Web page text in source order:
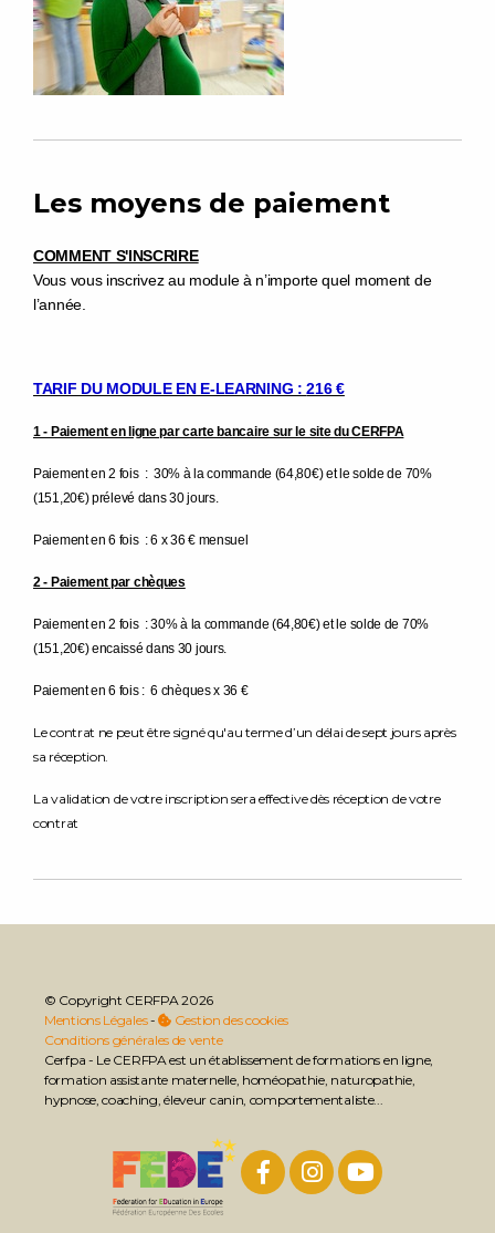
Les moyens de paiement
COMMENT S'INSCRIRE
Vous vous inscrivez au module à n’importe quel moment de
l’année.
TARIF DU MODULE EN E-LEARNING :216 €
1 - Paiement en ligne par carte bancaire sur le site du CERFPA
Paiement en 2 fois : 30% à la commande (64,80€) et le solde de 70%
(151,20€) prélevé dans 30 jours.
Paiement en 6 fois : 6 x 36 € mensuel
2 - Paiement par chèques
Paiement en 2 fois : 30% à la commande (64,80€) et le solde de 70%
(151,20€) encaissé dans 30 jours.
Paiement en 6 fois : 6 chèques x 36 €
Le contrat ne peut être signé qu'au terme d’un délai de sept jours après
sa réception.
La validation de votre inscription sera effective dès réception de votre
contrat
© Copyright CERFPA 2026
Mentions Légales-
Gestion des cookies
Conditions générales de vente
Cerfpa - Le CERFPA est un établissement de formations en ligne,
formation assistante maternelle, homéopathie, naturopathie,
hypnose, coaching, éleveur canin, comportementaliste...